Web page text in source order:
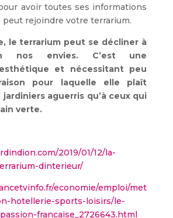
avoir toutes ses informations
peut rejoindre votre terrarium.
le terrarium peut se décliner à
nos envies. C’est une
et nécessitant peu
pour laquelle elle plaît
jardiniers aguerris qu’à ceux qui
verte.
2019/01/12/la-
dinterieur/
economie/emploi/met
hotellerie-sports-loisirs/le-
francaise_2726643.html